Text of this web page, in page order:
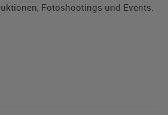
Fotoshootings und Events.